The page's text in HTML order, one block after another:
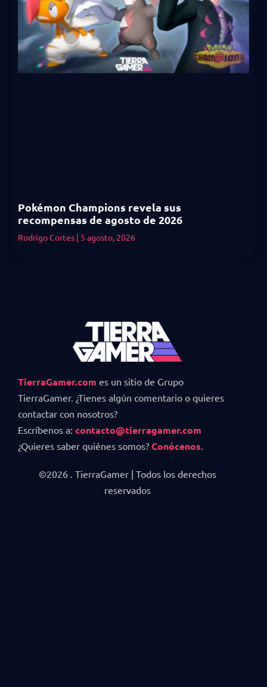
Pokémon Champions revela sus
recompensas de agosto de 2026
Rodrigo Cortes 5 agosto, 2026
TierraGamer.com es un sitio de Grupo
TierraGamer. ¿Tienes algún comentario o quieres
contactar con nosotros?
Escríbenos a: contacto@tierragamer.com
¿Quieres saber quiénes somos? Conócenos
©2026 . TierraGamer | Todos los derechos
reservados